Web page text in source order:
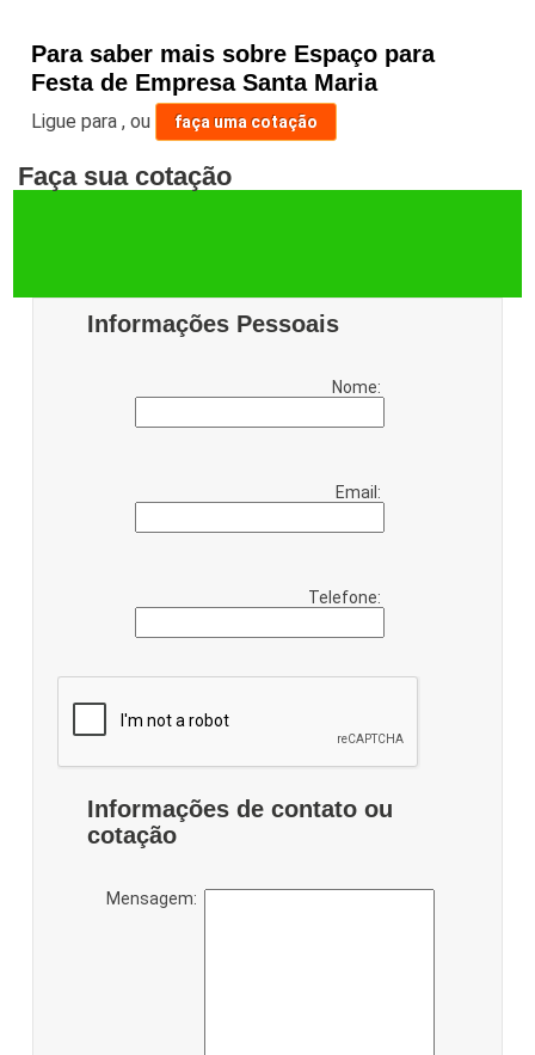
Para saber mais sobre Espaço para
Festa de Empresa Santa Maria
Ligue para,ou faça uma cotação
Faça sua cotação
Informações Pessoais
Nome:
Email:
Telefone:
Informações de contato ou
cotação
Mensagem: